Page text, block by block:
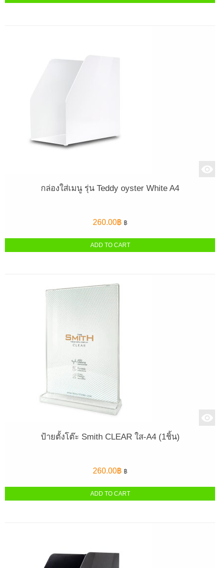
กล่องใส่เมนู รุ่น Teddy oyster White A4
260.00฿ ฿
ADD TO CART
ป้ายตั้งโต๊ะ Smith CLEAR ใส-A4 (1ชิ้น)
260.00฿ ฿
ADD TO CART